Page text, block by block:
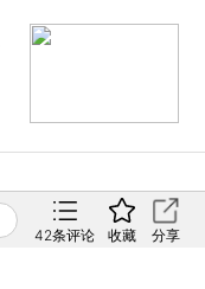
42条评论 收藏 分享